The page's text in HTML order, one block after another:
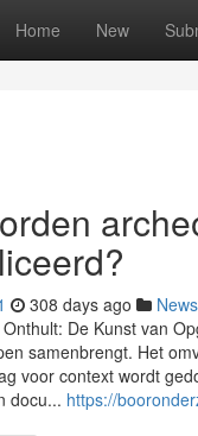
Home New
308 days ago News
De Kunst van
samenbrengt. Het
voor context wordt
docu... https://